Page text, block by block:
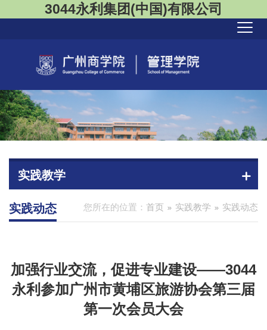
3044永利集团(中国)有限公司
实践教学
您所在的位置： 首页 实践教学 实践动态
实践动态
加强行业交流，促进专业建设——3044
永利参加广州市黄埔区旅游协会第三届
第一次会员大会